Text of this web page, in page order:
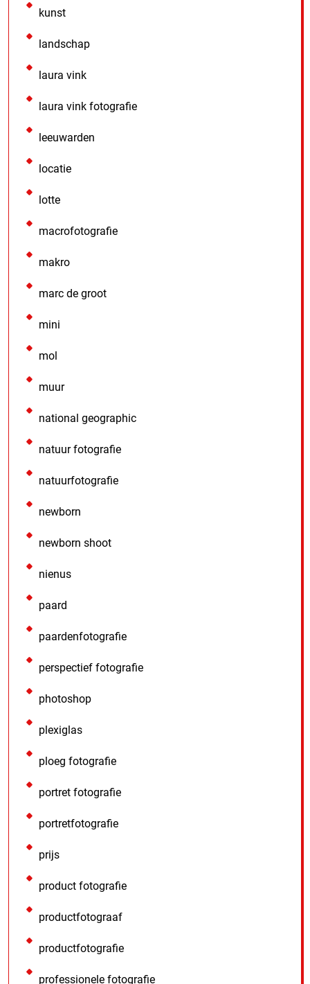
kunst
landschap
laura vink
laura vink fotografie
leeuwarden
locatie
lotte
macrofotografie
makro
marc de groot
mini
mol
muur
national geographic
natuur fotografie
natuurfotografie
newborn
newborn shoot
nienus
paard
paardenfotografie
perspectief fotografie
photoshop
plexiglas
ploeg fotografie
portret fotografie
portretfotografie
prijs
product fotografie
productfotograaf
productfotografie
professionele fotografie